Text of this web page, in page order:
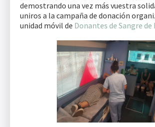
demostrando una vez más vuestra
uniros a la campaña de donación
unidad móvil de Donantes de Sangre de